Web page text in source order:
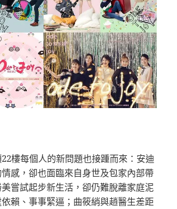
樓每個人的新問題也接踵而來：安迪
感，卻也面臨來自身世及包家內部帶
嘗試起步新生活，卻仍難脫離家庭泥
賴、事事緊逼；曲筱綃與趙醫生差距